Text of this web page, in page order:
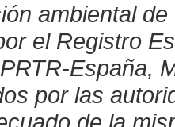
ambiental
el Registro
España,
por las